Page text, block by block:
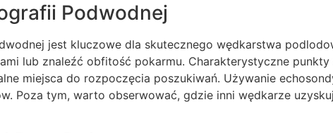
Podwodnej
jest kluczowe dla skutecznego wędkarstwa
lub znaleźć obfitość pokarmu. Charakterystyczne
miejsca do rozpoczęcia poszukiwań. Używanie
Poza tym, warto obserwować, gdzie inni wędkarze